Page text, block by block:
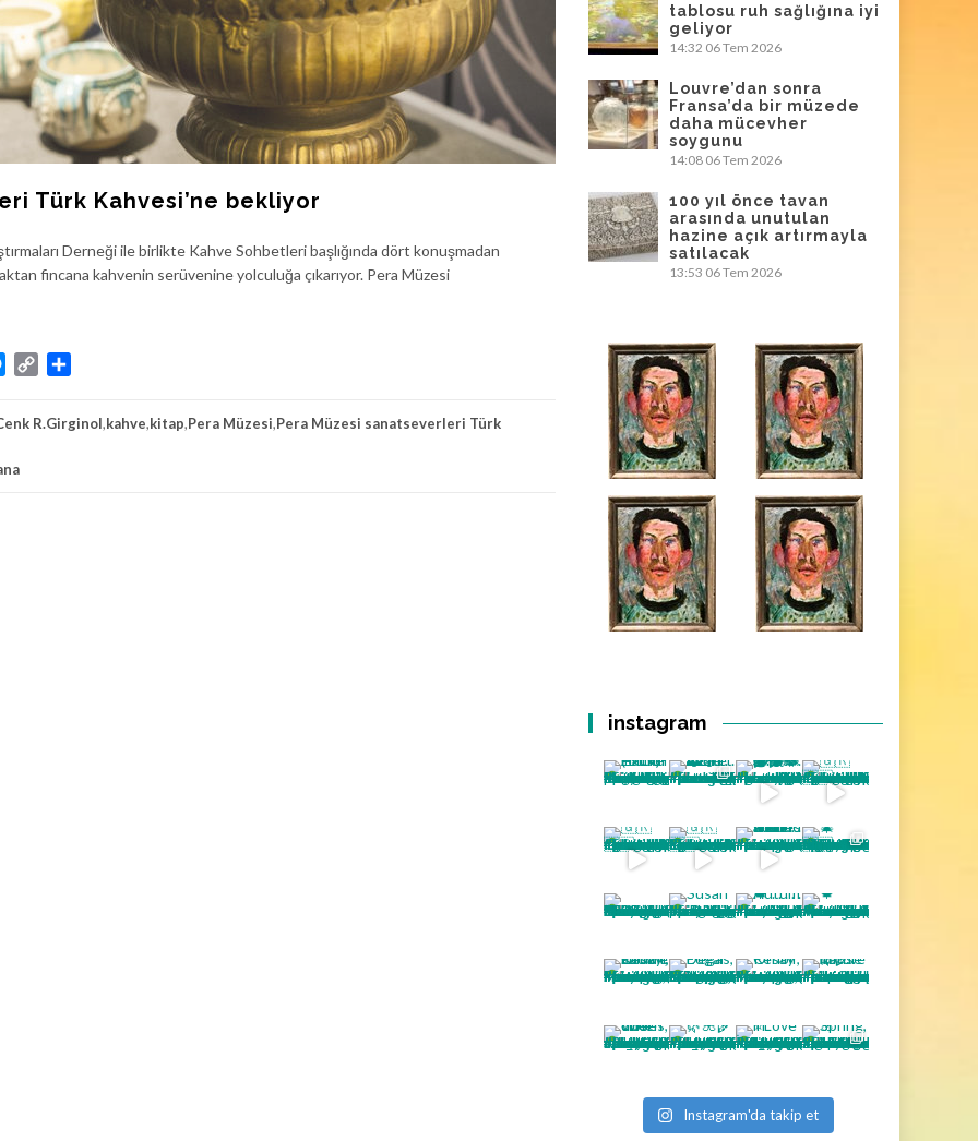
Türk Kahvesi’ne bekliyor
Derneği ile birlikte Kahve Sohbetleri başlığında dört konuşmadan
fincana kahvenin serüvenine yolculuğa çıkarıyor. Pera Müzesi
Messenger
Copy
R.Girginol,kahve,kitap,Pera Müzesi,Pera Müzesi sanatseverleri Türk
tablosu ruh sağlığına iyi
geliyor
14:32 06 Tem 2026
Louvre’dan sonra
Fransa’da bir müzede
daha mücevher
soygunu
14:08 06 Tem 2026
100 yıl önce tavan
arasında unutulan
hazine açık artırmayla
satılacak
13:53 06 Tem 2026
instagram
Instagram'da takip et